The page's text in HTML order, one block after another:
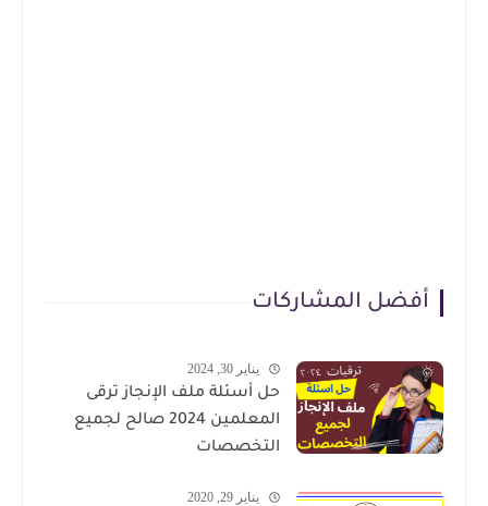
أفضل المشاركات
يناير 30, 2024
حل أسئلة ملف الإنجاز ترقى
المعلمين 2024 صالح لجميع
التخصصات
يناير 29, 2020